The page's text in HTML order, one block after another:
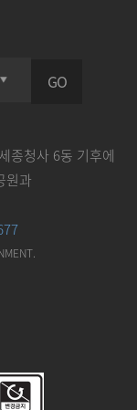
GO
종청사 6동 기후에
원과